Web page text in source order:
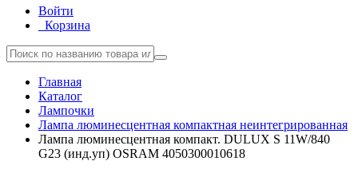
Войти
Корзина
Главная
Каталог
Лампочки
Лампа люминесцентная компактная неинтегрированная
Лампа люминесцентная компакт. DULUX S 11W/840
G23 (инд.уп) OSRAM 4050300010618